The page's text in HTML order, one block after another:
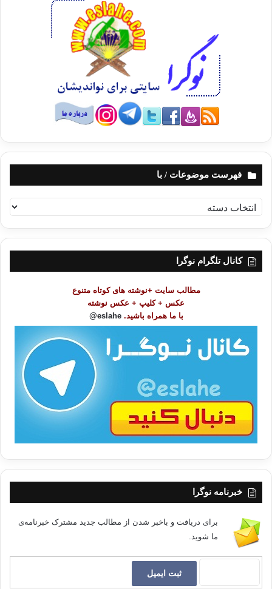
فهرست موضوعات / با
ه
ر
کانال تلگرام نوگرا
مطالب سایت +نوشته های کوتاه متنوع
عکس + کلیپ + عکس نوشته
با ما همراه باشید. eslahe@
خبرنامه نوگرا
برای دریافت و باخبر شدن از مطالب جدید مشترک خبرنامه‌ی
ما شوید.